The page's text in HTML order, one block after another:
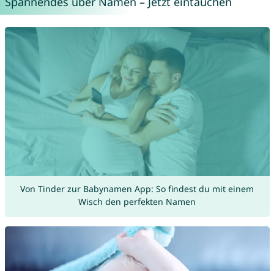
Von Tinder zur Babynamen App: So findest du mit einem
Wisch den perfekten Namen